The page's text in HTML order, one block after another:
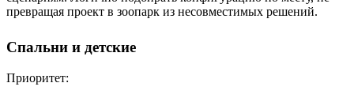
превращая проект в зоопарк из несовместимых решений.
Спальни и детские
Приоритет: